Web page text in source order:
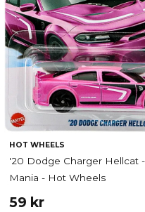
HOT WHEELS
'20 Dodge Charger Hellcat
Mania - Hot Wheels
59 kr